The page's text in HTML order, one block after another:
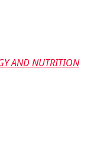
AND NUTRITION